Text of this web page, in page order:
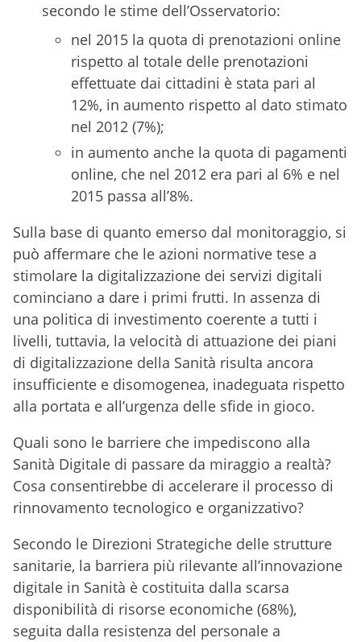
secondo le stime dell’Osservatorio:
nel 2015 la quota di prenotazioni online
rispetto al totale delle prenotazioni
effettuate dai cittadini è stata pari al
12%, in aumento rispetto al dato stimato
nel 2012 (7%);
in aumento anche la quota di pagamenti
online, che nel 2012 era pari al 6% e nel
2015 passa all’8%.
Sulla base di quanto emerso dal monitoraggio, si
può affermare che le azioni normative tese a
stimolare la digitalizzazione dei servizi digitali
cominciano a dare i primi frutti. In assenza di
una politica di investimento coerente a tutti i
livelli, tuttavia, la velocità di attuazione dei piani
di digitalizzazione della Sanità risulta ancora
insufficiente e disomogenea, inadeguata rispetto
alla portata e all’urgenza delle sfide in gioco.
Quali sono le barriere che impediscono alla
Sanità Digitale di passare da miraggio a realtà?
Cosa consentirebbe di accelerare il processo di
rinnovamento tecnologico e organizzativo?
Secondo le Direzioni Strategiche delle strutture
sanitarie, la barriera più rilevante all’innovazione
digitale in Sanità è costituita dalla scarsa
disponibilità di risorse economiche (68%),
seguita dalla resistenza del personale a